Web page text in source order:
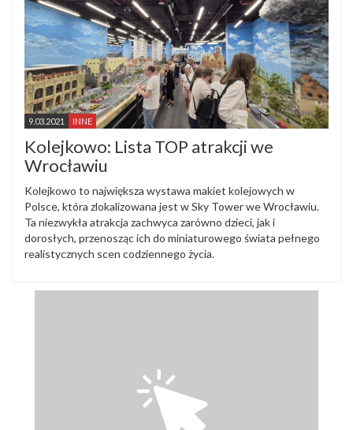
9.03.2021 INNE
Kolejkowo: Lista TOP atrakcji we
Wrocławiu
Kolejkowo to największa wystawa makiet kolejowych w
Polsce, która zlokalizowana jest w Sky Tower we Wrocławiu.
Ta niezwykła atrakcja zachwyca zarówno dzieci, jak i
dorosłych, przenosząc ich do miniaturowego świata pełnego
realistycznych scen codziennego życia.